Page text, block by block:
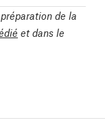
de la
et dans le